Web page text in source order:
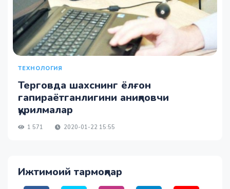
ТЕХНОЛОГИЯ
Терговда шахснинг ёлғон
гапираётганлигини аниқловчи
қурилмалар
1 571 2020-01-22 15:55
Ижтимоий тармоқлар